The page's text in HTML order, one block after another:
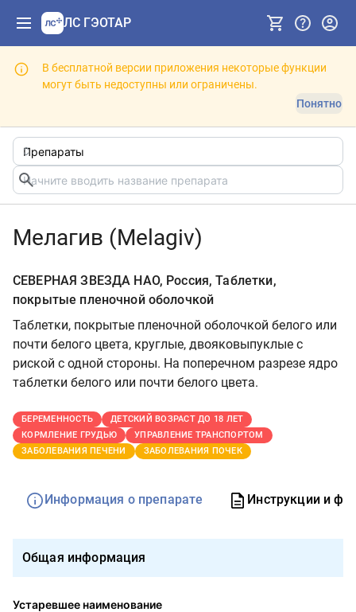
ЛС ГЭОТАР
В бесплатной версии приложения некоторые функции
могут быть недоступны или ограничены.
Понятно
Мелагив (Melagiv)
СЕВЕРНАЯ ЗВЕЗДА НАО, Россия, Таблетки,
покрытые пленочной оболочкой
Таблетки, покрытые пленочной оболочкой белого или
почти белого цвета, круглые, двояковыпуклые с
риской с одной стороны. На поперечном разрезе ядро
таблетки белого или почти белого цвета.
БЕРЕМЕННОСТЬ
ДЕТСКИЙ ВОЗРАСТ ДО 18 ЛЕТ
КОРМЛЕНИЕ ГРУДЬЮ
УПРАВЛЕНИЕ ТРАНСПОРТОМ
ЗАБОЛЕВАНИЯ ПЕЧЕНИ
ЗАБОЛЕВАНИЯ ПОЧЕК
Информация о препарате Инструкции и
Общая информация
Устаревшее наименование